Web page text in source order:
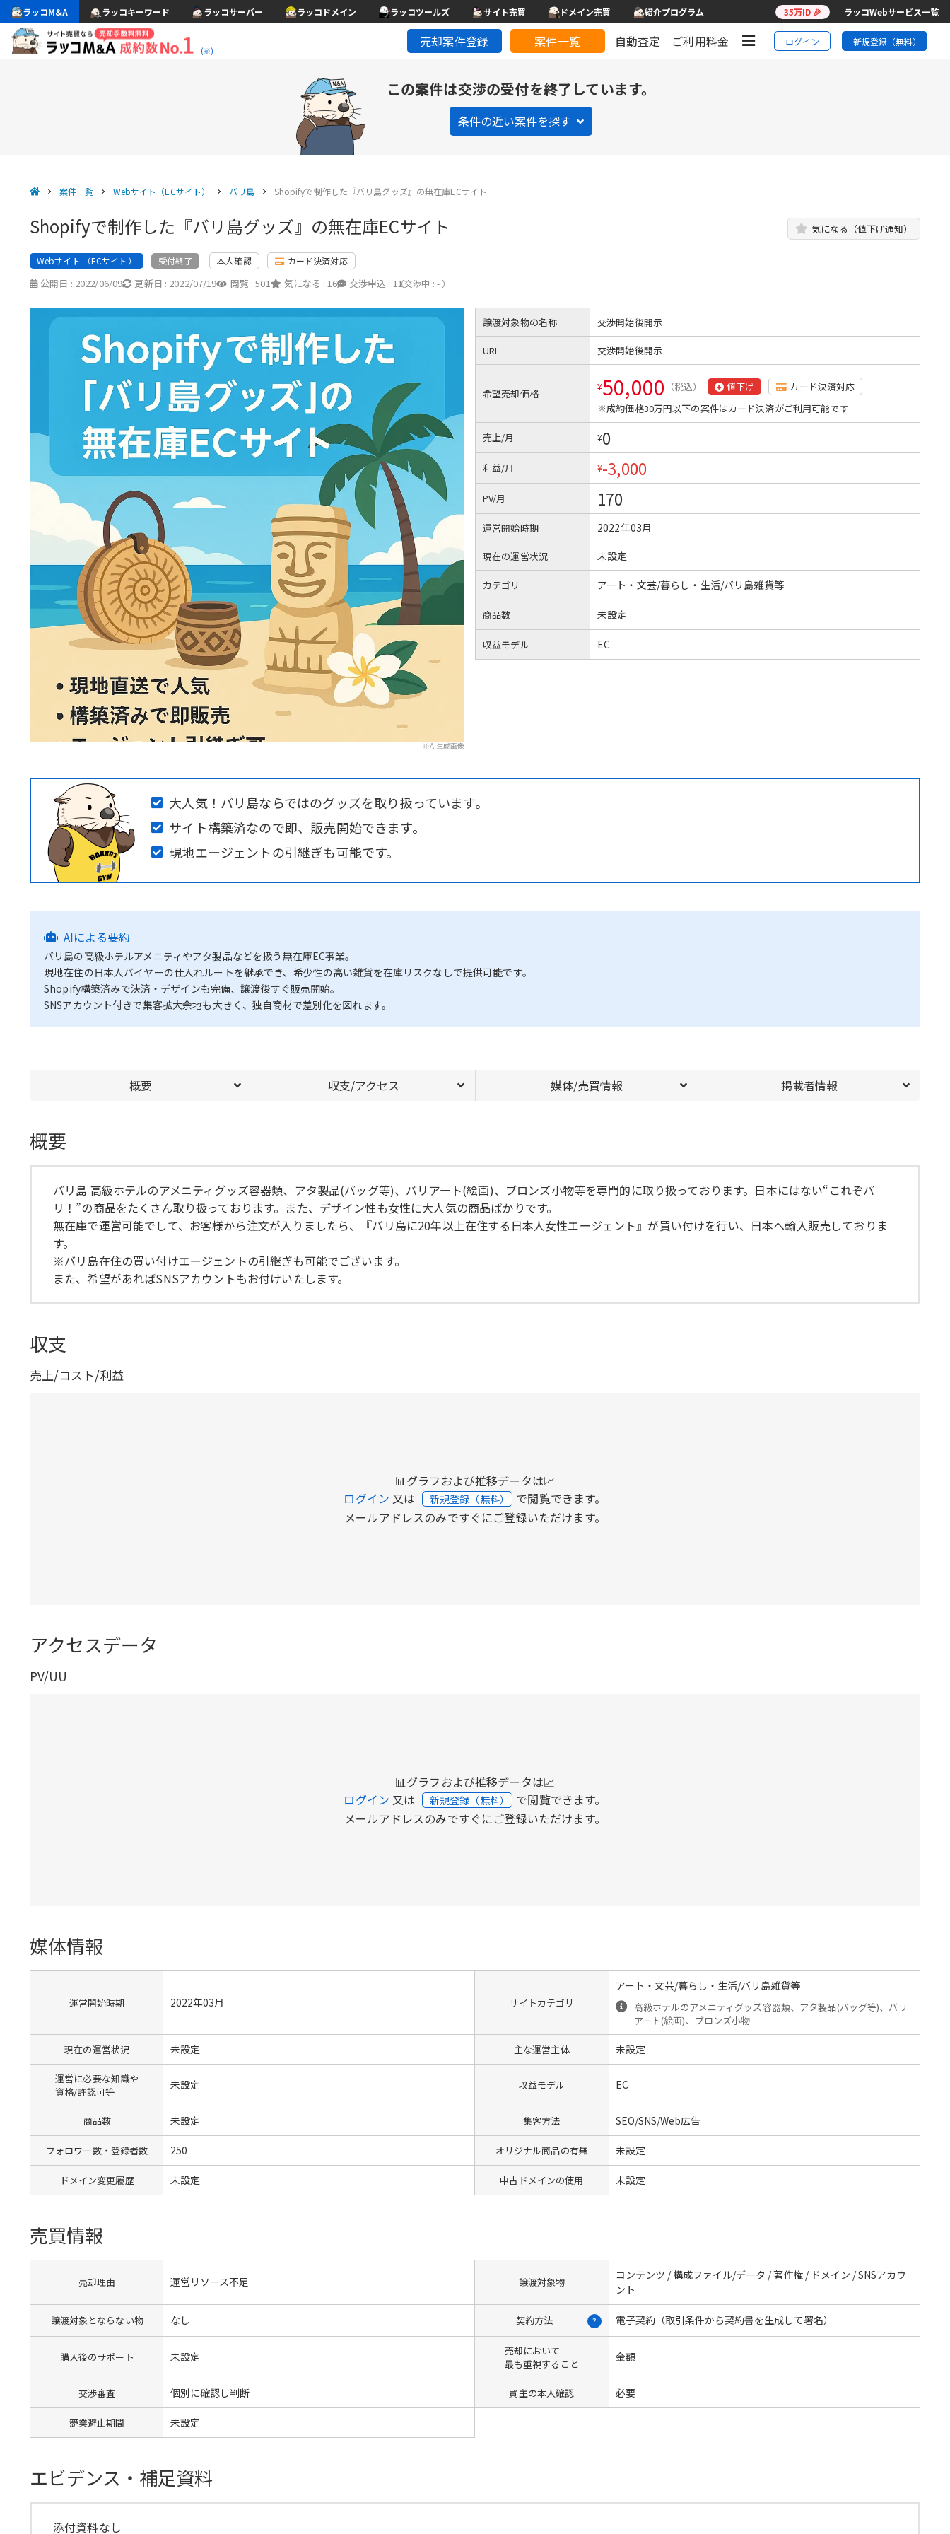
ラッコM&A ラッコキーワード ラッコサーバー ラッコドメイン ラッコツールズ サイト売買 ドメイン売買 紹介プログラム 35万ID 🎉 ラッコWebサービス一覧
(※)
売却案件登録 案件一覧 自動査定 ご利用料金 ログイン 新規登録（無料）
この案件は交渉の受付を終了しています。
条件の近い案件を探す
案件一覧 Webサイト（ECサイト） バリ島 Shopifyで制作した『バリ島グッズ』の無在庫ECサイト
Shopifyで制作した『バリ島グッズ』の無在庫ECサイト 気になる（値下げ通知）
Webサイト （ECサイト） 受付終了 本人確認 カード決済対応
公開日 : 2022/06/09 更新日 : 2022/07/19 閲覧 :501 気になる : 16 交渉申込 : 11
（交渉中 : - ）
※AI生成画像
譲渡対象物の名称 交渉開始後開示
URL 交渉開始後開示
希望売却価格 ¥50,000 （税込） 値下げ
カード決済対応
※成約価格30万円以下の案件はカード決済がご利用可能です
売上/月 ¥0
利益/月 ¥-3,000
PV/月 170
運営開始時期 2022年03月
現在の運営状況 未設定
カテゴリ アート・文芸/暮らし・生活/バリ島雑貨等
商品数 未設定
収益モデル EC
大人気！バリ島ならではのグッズを取り扱っています。
サイト構築済なので即、販売開始できます。
現地エージェントの引継ぎも可能です。
AIによる要約
バリ島の高級ホテルアメニティやアタ製品などを扱う無在庫EC事業。
現地在住の日本人バイヤーの仕入れルートを継承でき、希少性の高い雑貨を在庫リスクなしで提供可能です。
Shopify構築済みで決済・デザインも完備、譲渡後すぐ販売開始。
SNSアカウント付きで集客拡大余地も大きく、独自商材で差別化を図れます。
概要 収支/アクセス 媒体/売買情報 掲載者情報
概要
バリ島 高級ホテルのアメニティグッズ容器類、アタ製品(バッグ等)、バリアート(絵画)、ブロンズ小物等を専門的に取り扱っております。日本にはない“これぞバ
リ！”の商品をたくさん取り扱っております。また、デザイン性も女性に大人気の商品ばかりです。
無在庫で運営可能でして、お客様から注文が入りましたら、『バリ島に20年以上在住する日本人女性エージェント』が買い付けを行い、日本へ輸入販売しておりま
す。
※バリ島在住の買い付けエージェントの引継ぎも可能でございます。
また、希望があればSNSアカウントもお付けいたします。
収支
売上/コスト/利益
📊グラフおよび推移データは📈
ログイン 又は 新規登録（無料） で閲覧できます。
メールアドレスのみですぐにご登録いただけます。
アクセスデータ
PV/UU
📊グラフおよび推移データは📈
ログイン 又は 新規登録（無料） で閲覧できます。
メールアドレスのみですぐにご登録いただけます。
媒体情報
運営開始時期 2022年03月 サイトカテゴリ
アート・文芸/暮らし・生活/バリ島雑貨等
高級ホテルのアメニティグッズ容器類、アタ製品(バッグ等)、バリ
アート(絵画)、ブロンズ小物
現在の運営状況 未設定 主な運営主体 未設定
運営に必要な知識や
資格/許認可等
未設定 収益モデル EC
商品数 未設定 集客方法 SEO/SNS/Web広告
フォロワー数・登録者数 250 オリジナル商品の有無 未設定
ドメイン変更履歴 未設定 中古ドメインの使用 未設定
売買情報
売却理由 運営リソース不足 譲渡対象物
コンテンツ / 構成ファイル/データ / 著作権 / ドメイン / SNSアカウ
ント
譲渡対象とならない物 なし 契約方法 ? 電子契約（取引条件から契約書を生成して署名）
購入後のサポート 未設定
売却において
最も重視すること
金額
交渉審査 個別に確認し判断 買主の本人確認 必要
競業避止期間 未設定
エビデンス・補足資料
添付資料なし